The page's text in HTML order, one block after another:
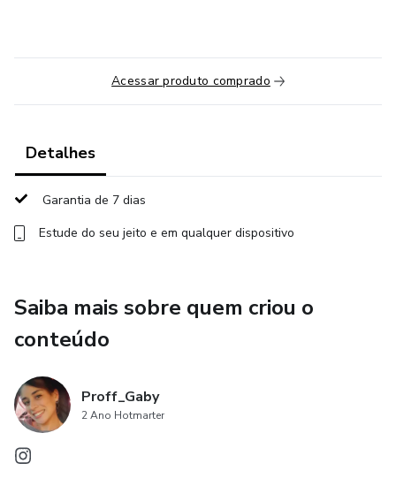
Acessar produto comprado
Detalhes
Garantia de 7 dias
Estude do seu jeito e em qualquer dispositivo
Saiba mais sobre quem criou o
conteúdo
Proff_Gaby
2 Ano Hotmarter